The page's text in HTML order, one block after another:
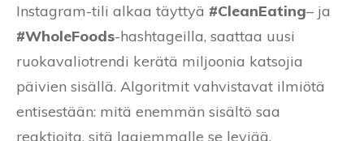
Instagram-tili alkaa täyttyä #CleanEating– ja
#WholeFoods-hashtageilla, saattaa uusi
ruokavaliotrendi kerätä miljoonia katsojia
päivien sisällä. Algoritmit vahvistavat ilmiötä
entisestään: mitä enemmän sisältö saa
reaktioita, sitä laajemmalle se leviää.